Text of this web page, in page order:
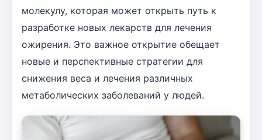
молекулу, которая может открыть путь к
разработке новых лекарств для лечения
ожирения. Это важное открытие обещает
новые и перспективные стратегии для
снижения веса и лечения различных
метаболических заболеваний у людей.